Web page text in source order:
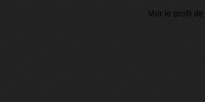
Voir le profil de